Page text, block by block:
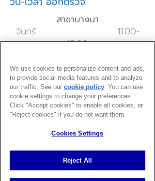
สาขาบางนา
จันทร์ 11.00-
19.00
19.00
พฤหัส11.00-
19.00
ศุกร์8.00-
13.00
อาทิตย์
21.00
**กรุณาสอบถามเพื่อยืนยันนัดหมายก่อนเข้า
พบ**
We use cookies to personalize content and ads,
to provide social media features and to analyze
our traffic. See our cookie policy(opens in a
new tab)
. You can use
cookie settings to change your preferences.
Click "Accept cookies" to enable all cookies, or
"Reject cookies" if you do not want them.
Cookies Settings
Reject All